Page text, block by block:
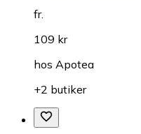
fr.
109 kr
hos Apotea
+2 butiker